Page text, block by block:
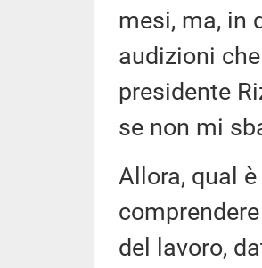
mesi, ma, in
audizioni
presidente
se non mi
Allora, qual
del lavoro,